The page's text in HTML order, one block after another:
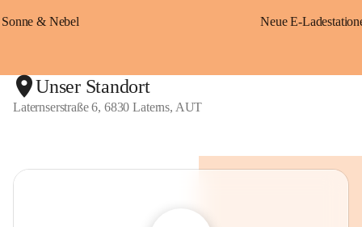
Sonne & Nebel
Unser Standort
Laternserstraße 6, 6830 Laterns, AUT